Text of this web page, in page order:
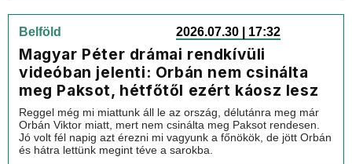
Belföld 2026.07.30 | 17:32
Magyar Péter drámai rendkívüli
videóban jelenti: Orbán nem csinálta
meg Paksot, hétfőtől ezért káosz lesz
Reggel még mi miattunk áll le az ország, délutánra meg már
Orbán Viktor miatt, mert nem csinálta meg Paksot rendesen.
Jó volt fél napig azt érezni mi vagyunk a főnökök, de jött Orbán
és hátra lettünk megint téve a sarokba.